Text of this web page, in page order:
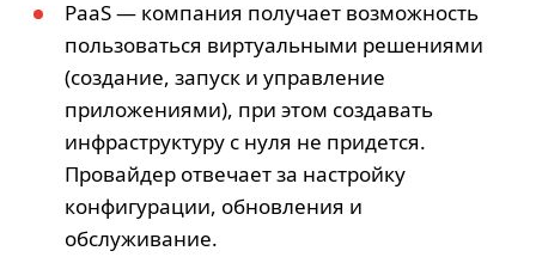
PaaS — компания получает возможность
пользоваться виртуальными решениями
(создание, запуск и управление
приложениями), при этом создавать
инфраструктуру с нуля не придется.
Провайдер отвечает за настройку
конфигурации, обновления и
обслуживание.